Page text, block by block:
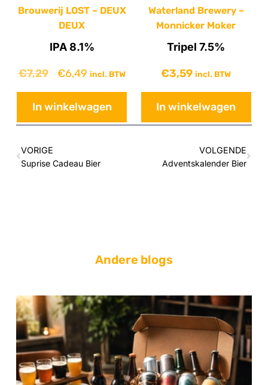
Brouwerij LOST – DEUX
DEUX
IPA 8.1%
€7,29 €6,49 incl. BTW
In winkelwagen
Waterland Brewery –
Monnicker Moker
Tripel 7.5%
€3,59 incl. BTW
In winkelwagen
VORIGE
Suprise Cadeau Bier
VOLGENDE
Adventskalender Bier
Andere blogs